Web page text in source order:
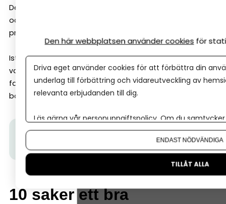
Det finns onekligen många alternativ på marknaden –
och de kan skilja sig ganska mycket i funktioner och
pris.
Istället för att fastna i specifika varumärken kan det
vara smart att utgå från vilka funktioner programmet
faktiskt har. Här är en checklista med tio saker ett bra
bokföringsprogram bör klara av.
Tips från Spiris:Bokför gratis – i 6 månader!För dig
som startat företag de senaste 12 månaderna.
10 saker ett bra
Den här webbplatsen använder cookies för
Driva eget använder cookies för att förbättra din
underlag till förbättring och vidareutveckling av
relevanta erbjudanden till dig.
Läs gärna vår personuppgiftspolicy. Om du
Om du vill ändra ditt val i efterhand hittar du den
ENDAST NÖDVÄNDIGA
TILLÅT ALLA